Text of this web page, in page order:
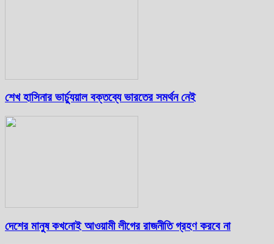
শেখ হাসিনার ভার্চ্যুয়াল বক্তব্যে ভারতের সমর্থন নেই
দেশের মানুষ কখনোই আওয়ামী লীগের রাজনীতি গ্রহণ করবে না